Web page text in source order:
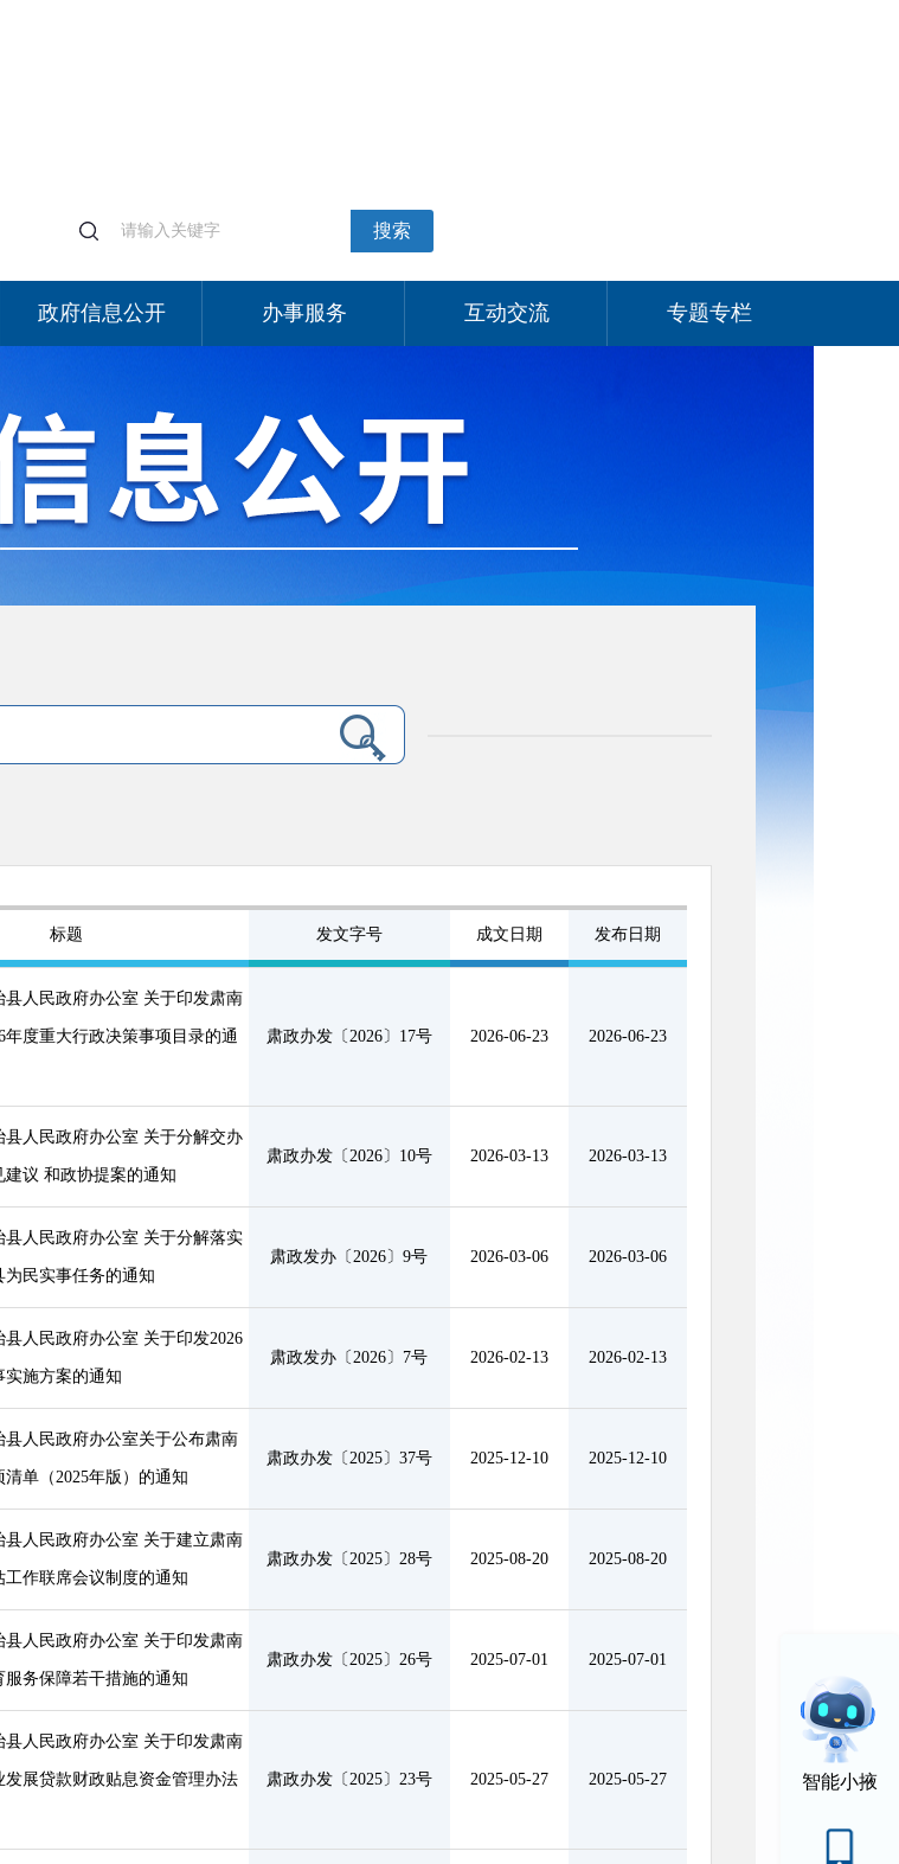
搜索
政府信息公开 办事服务 互动交流 专题专栏
智能小掖
标题 发文字号 成文日期 发布日期
县人民政府办公室 关于印发肃南
年度重大行政决策事项目录的通 肃政办发〔2026〕17号 2026-06-23 2026-06-23
县人民政府办公室 关于分解交办
建议 和政协提案的通知
肃政办发〔2026〕10号 2026-03-13 2026-03-13
县人民政府办公室 关于分解落实
为民实事任务的通知
肃政发办〔2026〕9号 2026-03-06 2026-03-06
县人民政府办公室 关于印发2026
实施方案的通知
肃政发办〔2026〕7号 2026-02-13 2026-02-13
县人民政府办公室关于公布肃南
单（2025年版）的通知
肃政办发〔2025〕37号 2025-12-10 2025-12-10
县人民政府办公室 关于建立肃南
工作联席会议制度的通知
肃政办发〔2025〕28号 2025-08-20 2025-08-20
县人民政府办公室 关于印发肃南
服务保障若干措施的通知
肃政办发〔2025〕26号 2025-07-01 2025-07-01
县人民政府办公室 关于印发肃南
发展贷款财政贴息资金管理办法 肃政办发〔2025〕23号 2025-05-27 2025-05-27